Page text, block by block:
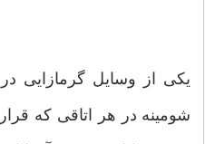
یکی از وسایل گرمازایی
شومینه در هر اتاقی که